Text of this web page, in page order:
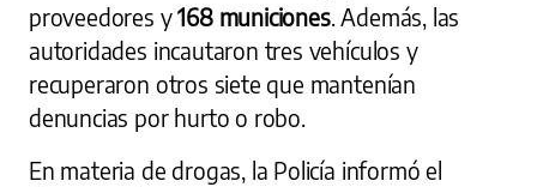
proveedores y168 municiones. Además, las
autoridades incautaron tres vehículos y
recuperaron otros siete que mantenían
denuncias por hurto o robo.
En materia de drogas, la Policía informó el